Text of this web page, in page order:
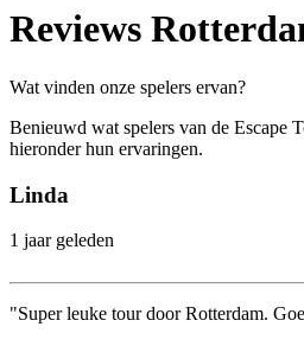
Reviews
Wat vinden onze spelers ervan?
Benieuwd wat spelers van de Escape
hieronder hun ervaringen.
Linda
1 jaar geleden
"Super leuke tour door Rotterdam.